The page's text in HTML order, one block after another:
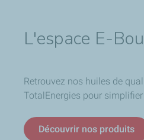
L'espace E-
Retrouvez nos huiles de
TotalEnergies pour
Découvrir nos produits